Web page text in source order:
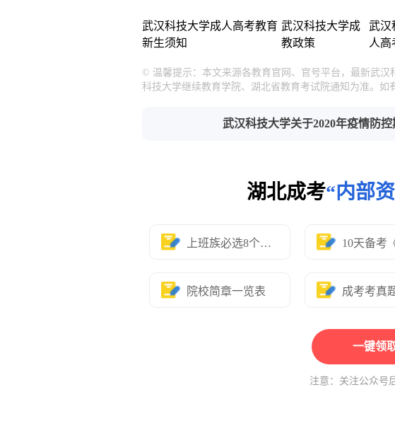
武汉科技大学成人高考教育
新生须知
武汉科技大学成
教政策
武汉
人高
© 温馨提示：本文来源各教育官网、官号平台，最新武
科技大学继续教育学院、湖北省教育考试院通知为准。如
武汉科技大学关于2020年疫情防
湖北成考“内部
上班族必选8个专业
院校简章一览表 成考考真
一键领
注意：关注公众号